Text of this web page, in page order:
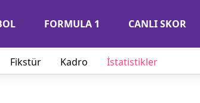
FORMULA 1 CANLI SKOR
Fikstür Kadro İstatistikler